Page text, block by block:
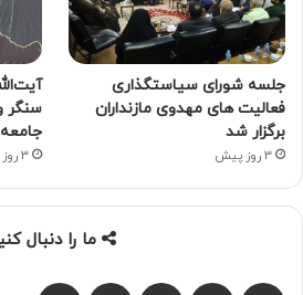
جلسه شورای سیاستگذاری
فعالیت های مهدوی مازنداران
برگزار شد
3 روز پیش
سنگر
3 روز پیش
ما را دنبال